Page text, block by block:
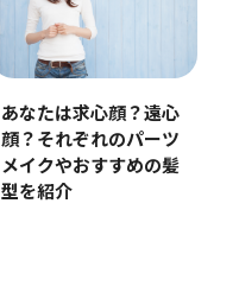
あなたは求心顔？遠心
顔？それぞれのパーツ
メイクやおすすめの髪
型を紹介